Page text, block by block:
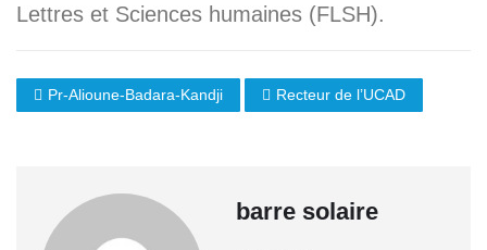
Lettres et Sciences humaines (FLSH).
Pr-Alioune-Badara-Kandji Recteur de l’UCAD
barre solaire